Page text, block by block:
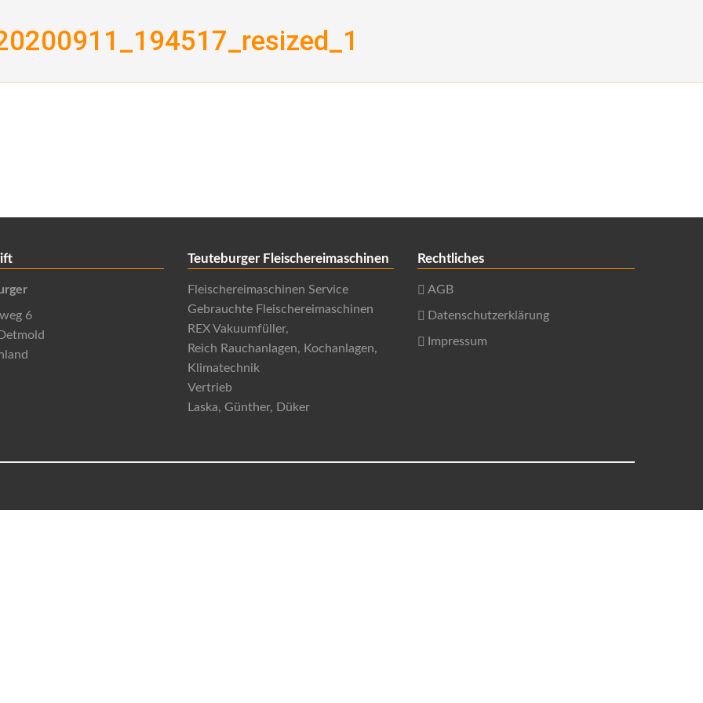
6
Teuteburger Fleischereimaschinen
Fleischereimaschinen Service
Gebrauchte Fleischereimaschinen
REX Vakuumfüller,
Reich Rauchanlagen, Kochanlagen,
Klimatechnik
Vertrieb
Laska, Günther, Düker
Rechtliches
AGB
Datenschutzerklärung
Impressum